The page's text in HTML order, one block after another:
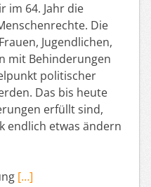
im 64. Jahr die
Die
Jugendlichen,
mit Behinderungen
politischer
Das bis heute
erfüllt sind,
endlich etwas ändern
[…]